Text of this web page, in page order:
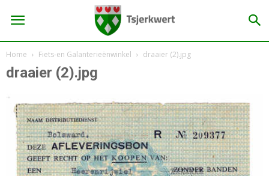
Home Fiets-en Galanterieënwinkel draaier (2).jpg
draaier (2).jpg